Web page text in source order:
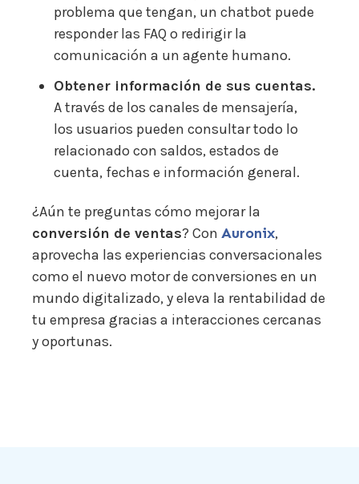
problema que tengan, un chatbot puede
responder las FAQ o redirigir la
comunicación a un agente humano.
Obtener información de sus cuentas.
A través de los canales de mensajería,
los usuarios pueden consultar todo lo
relacionado con saldos, estados de
cuenta, fechas e información general.
¿Aún te preguntas cómo mejorar la
conversión de ventas? Con Auronix,
aprovecha las experiencias conversacionales
como el nuevo motor de conversiones en un
mundo digitalizado, y eleva la rentabilidad de
tu empresa gracias a interacciones cercanas
y oportunas.